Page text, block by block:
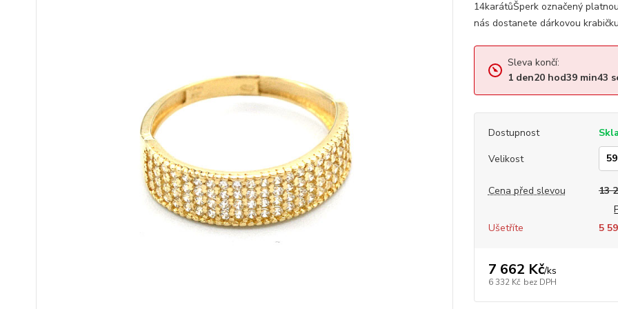
14karátůŠperk označený
nás dostanete dárkovou
Sleva končí:
1 den20hod39min42
Dostupnost
Velikost
Cena před slevou
13
Ušetříte
5
7 662 Kč/ks
6 332 Kč bez DPH
! Registruj se zde !